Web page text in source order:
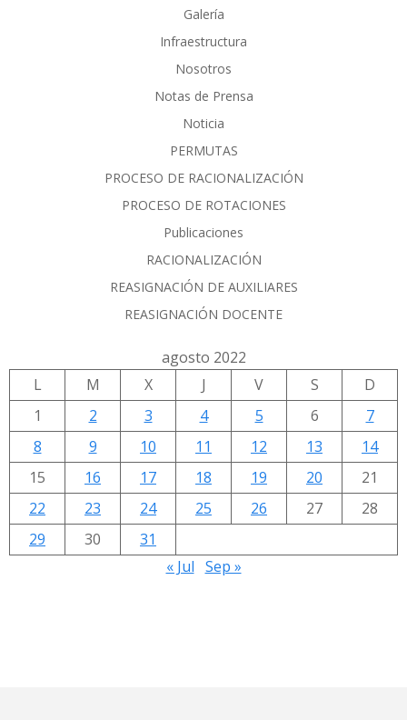
Galería
Infraestructura
Nosotros
Notas de Prensa
Noticia
PERMUTAS
PROCESO DE RACIONALIZACIÓN
PROCESO DE ROTACIONES
Publicaciones
RACIONALIZACIÓN
REASIGNACIÓN DE AUXILIARES
REASIGNACIÓN DOCENTE
agosto 2022
L
M X J V S
D
1
2 3 4 5 6
7
8
9 10 11 12 13
14
15
16 17 18 19 20
21
22
23 24 25 26 27
28
29
30
31
« Jul Sep »